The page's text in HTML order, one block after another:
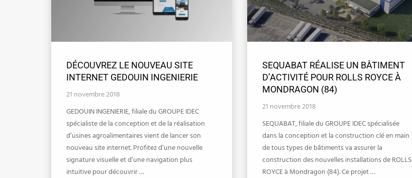
DÉCOUVREZ LE NOUVEAU SITE
INTERNET GEDOUIN INGENIERIE
21 novembre 2018
GEDOUIN INGENIERIE, filiale du GROUPE IDEC
spécialiste de la conception et de la réalisation
d’usines agroalimentaires vient de lancer son
nouveau site internet. Profitez d’une nouvelle
signature visuelle et d’une navigation plus
intuitive pour découvrir …
SEQUABAT RÉALISE UN BÂTIMENT
D’ACTIVITÉ POUR ROLLS ROYCE À
MONDRAGON (84)
21 novembre 2018
SEQUABAT, filiale du GROUPE IDEC spécialisée
dans la conception et la construction clé en main
de tous types de bâtiments va assurer la
construction des nouvelles installations de ROLLS
ROYCE à Mondragon (84). Ce projet …